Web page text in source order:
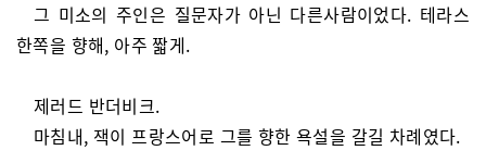
그 미소의 주인은 질문자가 아닌 다른사람이었다. 테라스
한쪽을 향해, 아주 짧게.
제러드 반더비크.
마침내, 잭이 프랑스어로 그를 향한 욕설을 갈길 차례였다.